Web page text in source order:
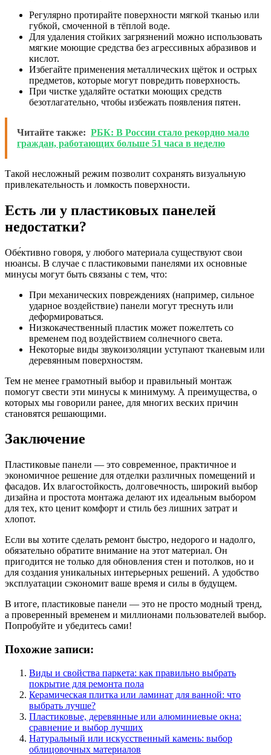
Регулярно протирайте поверхности мягкой тканью или
губкой, смоченной в тёплой воде.
Для удаления стойких загрязнений можно использовать
мягкие моющие средства без агрессивных абразивов и
кислот.
Избегайте применения металлических щёток и острых
предметов, которые могут повредить поверхность.
При чистке удаляйте остатки моющих средств
безотлагательно, чтобы избежать появления пятен.
Читайте также: РБК: В России стало рекордно мало
граждан, работающих больше 51 часа в неделю
Такой несложный режим позволит сохранять визуальную
привлекательность и ломкость поверхности.
Есть ли у пластиковых панелей
недостатки?
Обе́ктивно говоря, у любого материала существуют свои
нюансы. В случае с пластиковыми панелями их основные
минусы могут быть связаны с тем, что:
При механических повреждениях (например, сильное
ударное воздействие) панели могут треснуть или
деформироваться.
Низкокачественный пластик может пожелтеть со
временем под воздействием солнечного света.
Некоторые виды звукоизоляции уступают тканевым или
деревянным поверхностям.
Тем не менее грамотный выбор и правильный монтаж
помогут свести эти минусы к минимуму. А преимущества, о
которых мы говорили ранее, для многих веских причин
становятся решающими.
Заключение
Пластиковые панели — это современное, практичное и
экономичное решение для отделки различных помещений и
фасадов. Их влагостойкость, долговечность, широкий выбор
дизайна и простота монтажа делают их идеальным выбором
для тех, кто ценит комфорт и стиль без лишних затрат и
хлопот.
Если вы хотите сделать ремонт быстро, недорого и надолго,
обязательно обратите внимание на этот материал. Он
пригодится не только для обновления стен и потолков, но и
для создания уникальных интерьерных решений. А удобство
эксплуатации сэкономит ваше время и силы в будущем.
В итоге, пластиковые панели — это не просто модный тренд,
а проверенный временем и миллионами пользователей выбор.
Попробуйте и убедитесь сами!
Похожие записи:
Виды и свойства паркета: как правильно выбрать
покрытие для ремонта пола
Керамическая плитка или ламинат для ванной: что
выбрать лучше?
Пластиковые, деревянные или алюминиевые окна:
сравнение и выбор лучших
Натуральный или искусственный камень: выбор
облицовочных материалов